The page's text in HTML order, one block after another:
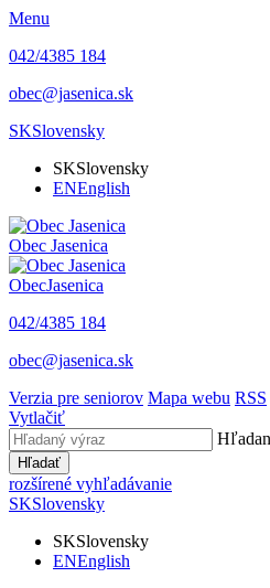
Menu
042/4385 184
obec@jasenica.sk
SKSlovensky
SKSlovensky
ENEnglish
Obec Jasenica
ObecJasenica
042/4385 184
obec@jasenica.sk
Verzia pre seniorov Mapa webu RSS
Vytlačiť
Hľadať
rozšírené vyhľadávanie
SKSlovensky
SKSlovensky
ENEnglish